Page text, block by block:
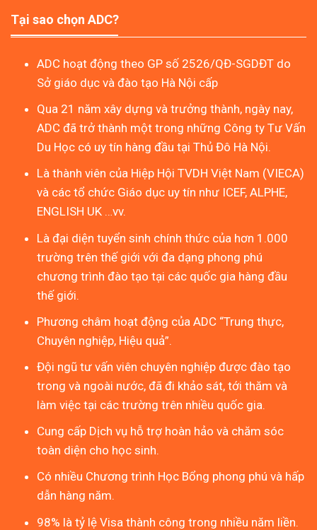
Tại sao chọn ADC?
ADC hoạt động theo GP số 2526/QĐ-SGDĐT do
Sở giáo dục và đào tạo Hà Nội cấp
Qua 21 năm xây dựng và trưởng thành, ngày nay,
ADC đã trở thành một trong những Công ty Tư Vấn
Du Học có uy tín hàng đầu tại Thủ Đô Hà Nội.
Là thành viên của Hiệp Hội TVDH Việt Nam (VIECA)
và các tổ chức Giáo dục uy tín như ICEF, ALPHE,
ENGLISH UK …vv.
Là đại diện tuyển sinh chính thức của hơn 1.000
trường trên thế giới với đa dạng phong phú
chương trình đào tạo tại các quốc gia hàng đầu
thế giới.
Phương châm hoạt động của ADC “Trung thực,
Chuyên nghiệp, Hiệu quả”.
Đội ngũ tư vấn viên chuyên nghiệp được đào tạo
trong và ngoài nước, đã đi khảo sát, tới thăm và
làm việc tại các trường trên nhiều quốc gia.
Cung cấp Dịch vụ hỗ trợ hoàn hảo và chăm sóc
toàn diện cho học sinh.
Có nhiều Chương trình Học Bổng phong phú và hấp
dẫn hàng năm.
98% là tỷ lệ Visa thành công trong nhiều năm liền.